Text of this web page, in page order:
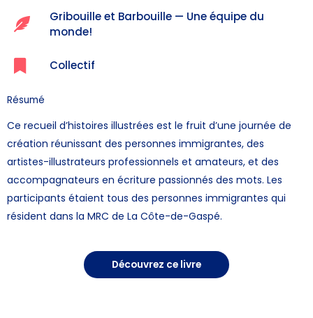
Gribouille et Barbouille — Une équipe du
monde!
Collectif
Résumé
Ce recueil d’histoires illustrées est le fruit d’une journée de
création réunissant des personnes immigrantes, des
artistes-illustrateurs professionnels et amateurs, et des
accompagnateurs en écriture passionnés des mots. Les
participants étaient tous des personnes immigrantes qui
résident dans la MRC de La Côte-de-Gaspé.
Découvrez ce livre